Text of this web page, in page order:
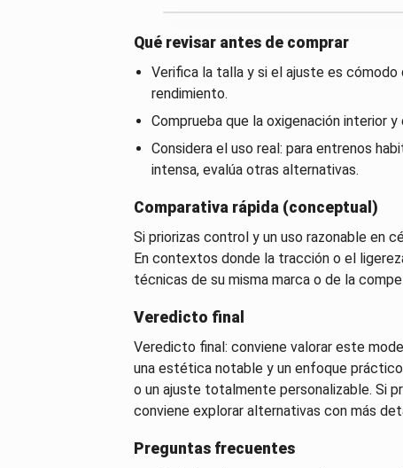
Qué revisar antes de comprar
Verifica la talla y si el ajuste es
rendimiento.
Comprueba que la oxigenación interior
Considera el uso real: para entrenos
intensa, evalúa otras alternativas.
Comparativa rápida (conceptual)
Si priorizas control y un uso razonable en
En contextos donde la tracción o el
técnicas de su misma marca o de la
Veredicto final
Veredicto final: conviene valorar este
una estética notable y un enfoque
o un ajuste totalmente personalizable. Si
conviene explorar alternativas con más
Preguntas frecuentes